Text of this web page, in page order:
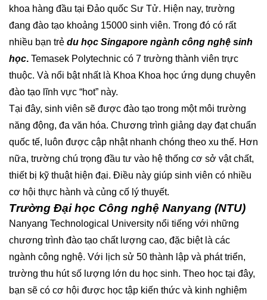
khoa hàng đầu tại Đảo quốc Sư Tử. Hiện nay, trường
đang đào tạo khoảng 15000 sinh viên. Trong đó có rất
nhiều bạn trẻ du học Singapore ngành công nghệ sinh
học. Temasek Polytechnic có 7 trường thành viên trực
thuộc. Và nổi bật nhất là Khoa Khoa học ứng dụng chuyên
đào tạo lĩnh vực “hot” này.
Tại đây, sinh viên sẽ được đào tạo trong một môi trường
năng động, đa văn hóa. Chương trình giảng dạy đạt chuẩn
quốc tế, luôn được cập nhật nhanh chóng theo xu thế. Hơn
nữa, trường chú trọng đầu tư vào hệ thống cơ sở vật chất,
thiết bị kỹ thuật hiện đại. Điều này giúp sinh viên có nhiều
cơ hội thực hành và củng cố lý thuyết.
Trường Đại học Công nghệ Nanyang (NTU)
Nanyang Technological University nổi tiếng với những
chương trình đào tạo chất lượng cao, đặc biệt là các
ngành công nghệ. Với lịch sử 50 thành lập và phát triển,
trường thu hút số lượng lớn du học sinh. Theo học tại đây,
bạn sẽ có cơ hội được học tập kiến thức và kinh nghiệm